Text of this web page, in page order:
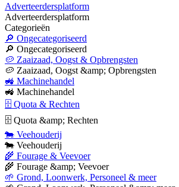
Adverteerdersplatform
Adverteerdersplatform
Categorieën
🔎 Ongecategoriseerd
🔎 Ongecategoriseerd
🥔 Zaaizaad, Oogst & Opbrengsten
🥔 Zaaizaad, Oogst &amp; Opbrengsten
🚜 Machinehandel
🚜 Machinehandel
🗄 Quota & Rechten
🗄 Quota &amp; Rechten
🐄 Veehouderij
🐄 Veehouderij
🌾 Fourage & Veevoer
🌾 Fourage &amp; Veevoer
🌱 Grond, Loonwerk, Personeel & meer